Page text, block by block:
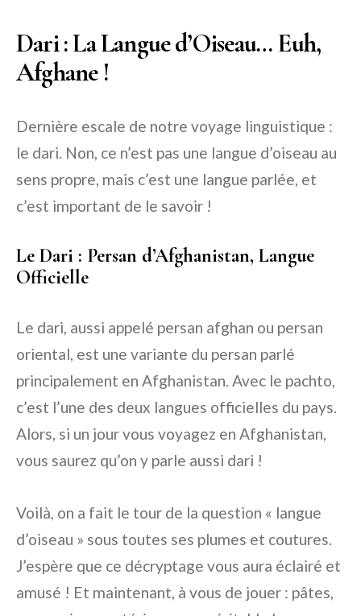
Dari : La Langue d’Oiseau… Euh,
Afghane !
Dernière escale de notre voyage linguistique :
le dari. Non, ce n’est pas une langue d’oiseau au
sens propre, mais c’est une langue parlée, et
c’est important de le savoir !
Le Dari : Persan d’Afghanistan, Langue
Officielle
Le dari, aussi appelé persan afghan ou persan
oriental, est une variante du persan parlé
principalement en Afghanistan. Avec le pachto,
c’est l’une des deux langues officielles du pays.
Alors, si un jour vous voyagez en Afghanistan,
vous saurez qu’on y parle aussi dari !
Voilà, on a fait le tour de la question « langue
d’oiseau » sous toutes ses plumes et coutures.
J’espère que ce décryptage vous aura éclairé et
amusé ! Et maintenant, à vous de jouer : pâtes,